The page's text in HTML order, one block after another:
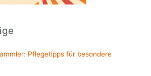
Pflegetipps für besondere